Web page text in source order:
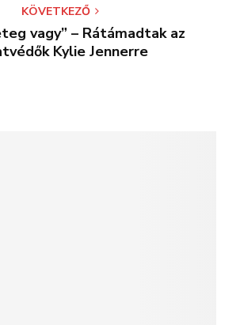
KÖVETKEZŐ
vagy” – Rátámadtak az
Kylie Jennerre